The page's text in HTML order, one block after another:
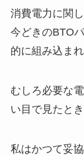
消費電力に関
今どきのBTO
的に組み込まれ
むしろ必要な
い目で見たと
私はかつて妥